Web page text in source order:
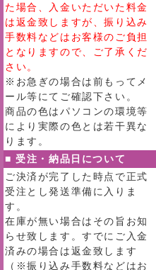
た場合、入金いただいた料金
は返金致しますが、振り込み
手数料などはお客様のご負担
となりますので、ご了承くだ
さい。
※お急ぎの場合は前もってメ
ール等にてご確認下さい。
商品の色はパソコンの環境等
により実際の色とは若干異な
ります。
■ 受注・納品日について
ご決済が完了した時点で正式
受注とし発送準備に入りま
す。
在庫が無い場合はその旨お知
らせ致します。すでにご入金
済みの場合は返金致します
（※振り込み手数料などはお